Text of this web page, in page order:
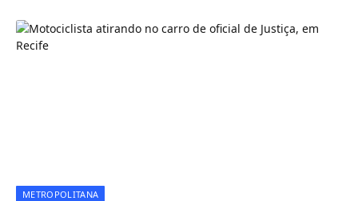
METROPOLITANA